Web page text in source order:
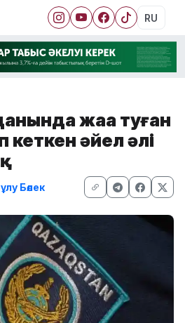
RU
жаңа туған
кеткен әйел әлі
Бөлек